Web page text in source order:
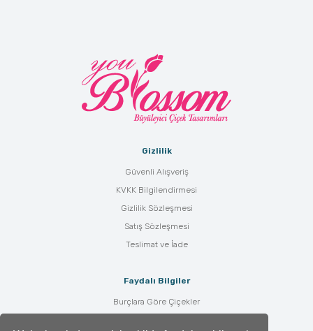
Gizlilik
Güvenli Alışveriş
KVKK Bilgilendirmesi
Gizlilik Sözleşmesi
Satış Sözleşmesi
Teslimat ve İade
Faydalı Bilgiler
Burçlara Göre Çiçekler